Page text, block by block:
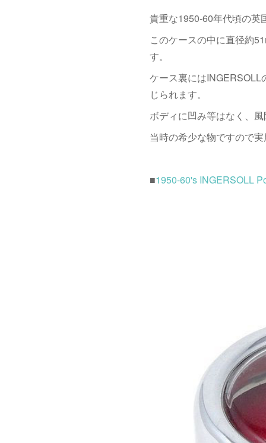
貴重な1950-60年代頃の英
このケースの中に直径約
す。
ケース裏にはINGERSOLL
じられます。
ボディに凹み等はなく、
当時の希少な物ですので
■1950-60's INGERSOLL